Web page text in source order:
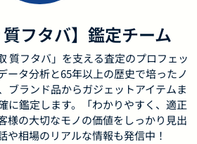
質フタバ】鑑定チーム
質フタバ」を支える査定のプロフェッ
ータ分析と65年以上の歴史で培ったノ
ブランド品からガジェットアイテムま
に鑑定します。「わかりやすく、適正
様の大切なモノの価値をしっかり見出
や相場のリアルな情報も発信中！